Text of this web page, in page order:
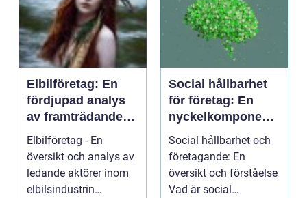
Elbilföretag: En
fördjupad analys
av framträdande
aktörer och deras
utveckling
Elbilföretag - En
översikt och analys av
ledande aktörer inom
elbilsindustrin
Social hållbarhet
för företag: En
nyckelkomponent i
framtidens
affärsstrategier
Social hållbarhet och
företagande: En
översikt och förståelse
Vad är social